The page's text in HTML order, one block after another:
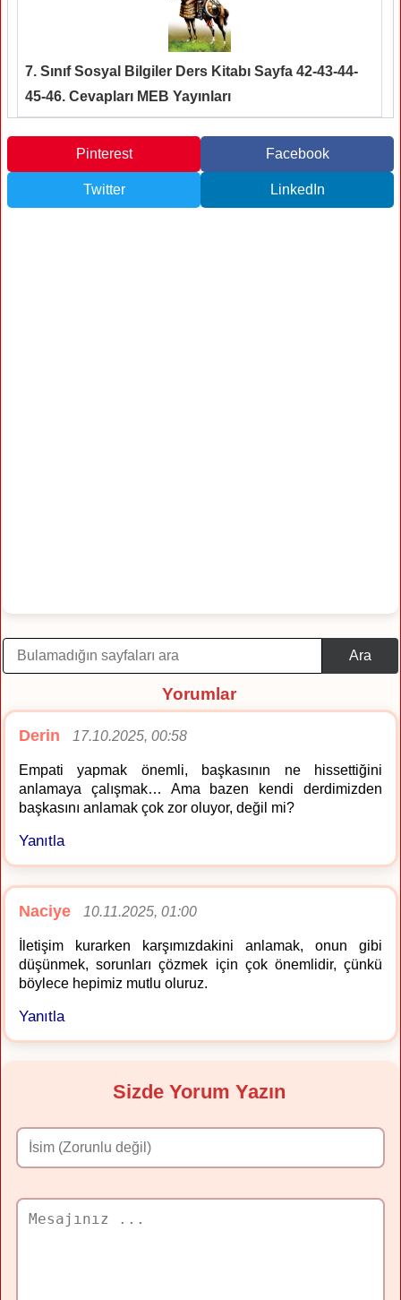
7. Sınıf Sosyal Bilgiler Ders Kitabı Sayfa 42-43-44-
45-46. Cevapları MEB Yayınları
Pinterest Facebook
Twitter LinkedIn
Ara
Yorumlar
Derin 17.10.2025, 00:58
Empati yapmak önemli, başkasının ne hissettiğini
anlamaya çalışmak… Ama bazen kendi derdimizden
başkasını anlamak çok zor oluyor, değil mi?
Yanıtla
Naciye 10.11.2025, 01:00
İletişim kurarken karşımızdakini anlamak, onun gibi
düşünmek, sorunları çözmek için çok önemlidir, çünkü
böylece hepimiz mutlu oluruz.
Yanıtla
Sizde Yorum Yazın